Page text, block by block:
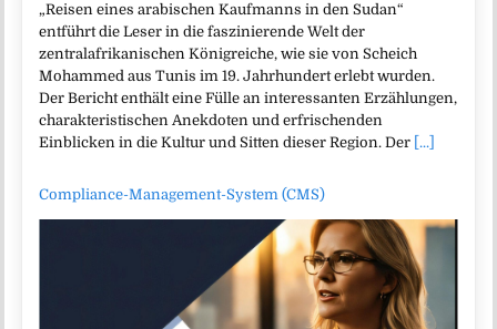
„Reisen eines arabischen Kaufmanns in den Sudan“
entführt die Leser in die faszinierende Welt der
zentralafrikanischen Königreiche, wie sie von Scheich
Mohammed aus Tunis im 19. Jahrhundert erlebt wurden.
Der Bericht enthält eine Fülle an interessanten Erzählungen,
charakteristischen Anekdoten und erfrischenden
Einblicken in die Kultur und Sitten dieser Region. Der [...]
Compliance-Management-System (CMS)